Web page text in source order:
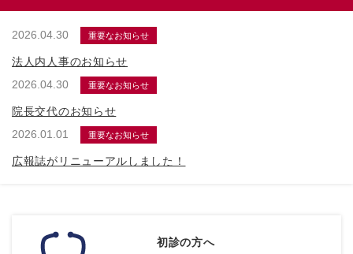
2026.04.30 重要なお知らせ
法人内人事のお知らせ
2026.04.30
重要なお知らせ
院長交代のお知らせ
2026.01.01
重要なお知らせ
広報誌がリニューアルしました！
初診の方へ